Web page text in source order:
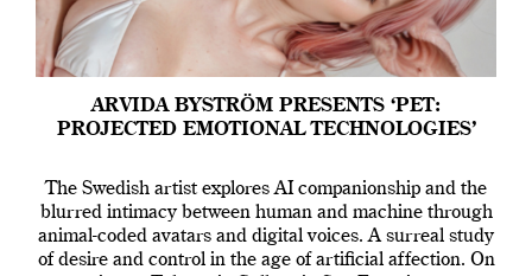
ARVIDA BYSTRÖM PRESENTS ‘PET:
PROJECTED EMOTIONAL TECHNOLOGIES’
The Swedish artist explores AI companionship and the
blurred intimacy between human and machine through
animal-coded avatars and digital voices. A surreal study
of desire and control in the age of artificial affection. On